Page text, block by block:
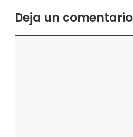
Deja un comentario